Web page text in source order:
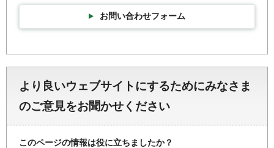
お問い合わせフォーム
より良いウェブサイトにするためにみなさま
のご意見をお聞かせください
このページの情報は役に立ちましたか？